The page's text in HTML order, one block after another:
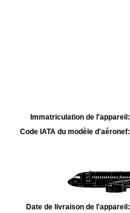
Immatriculation de l'appareil:
Code IATA du modèle d'aéronef:
Date de livraison de l'appareil: